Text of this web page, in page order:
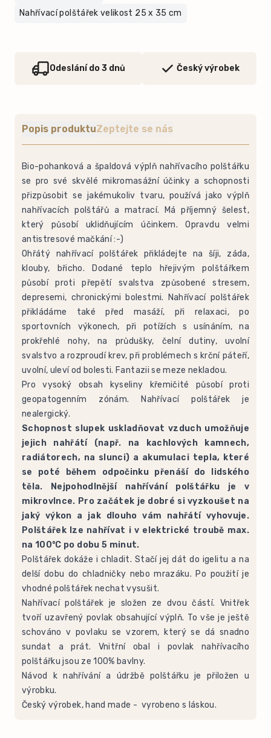
Nahřívací polštářek velikost 25 x 35 cm
Odeslání do 3 dnů Český výrobek
Popis produktuZeptejte se nás
Bio-pohanková a špaldová výplň nahřívacího polštářku
se pro své skvělé mikromasážní účinky a schopnosti
přizpůsobit se jakémukoliv tvaru, používá jako výplň
nahřívacích polštářů a matrací. Má příjemný šelest,
který působí uklidňujícím účinkem. Opravdu velmi
antistresové mačkání :-)
Ohřátý nahřívací polštářek přikládejte na šíji, záda,
klouby, břicho. Dodané teplo hřejivým polštářkem
působí proti přepětí svalstva způsobené stresem,
depresemi, chronickými bolestmi. Nahřívací polštářek
přikládáme také před masáží, při relaxaci, po
sportovních výkonech, při potížích s usínáním, na
prokřehlé nohy, na průdušky, čelní dutiny, uvolní
svalstvo a rozproudí krev, při problémech s krční páteří,
uvolní, uleví od bolesti. Fantazii se meze nekladou.
Pro vysoký obsah kyseliny křemičité působí proti
geopatogenním zónám. Nahřívací polštářek je
nealergický.
Schopnost slupek uskladňovat vzduch umožňuje
jejich nahřátí (např. na kachlových kamnech,
radiátorech, na slunci) a akumulaci tepla, které
se poté během odpočinku přenáší do lidského
těla. Nejpohodlnější nahřívání polštářku je v
mikrovlnce. Pro začátek je dobré si vyzkoušet na
jaký výkon a jak dlouho vám nahřátí vyhovuje.
Polštářek lze nahřívat i v elektrické troubě max.
na 100°C po dobu 5 minut.
Polštářek dokáže i chladit. Stačí jej dát do igelitu a na
delší dobu do chladničky nebo mrazáku. Po použití je
vhodné polštářek nechat vysušit.
Nahřívací polštářek je složen ze dvou částí. Vnitřek
tvoří uzavřený povlak obsahující výplň. To vše je ještě
schováno v povlaku se vzorem, který se dá snadno
sundat a prát. Vnitřní obal i povlak nahřívacího
polštářku jsou ze 100% bavlny.
Návod k nahřívání a údržbě polštářku je přiložen u
výrobku.
Český výrobek, hand made - vyrobeno s láskou.